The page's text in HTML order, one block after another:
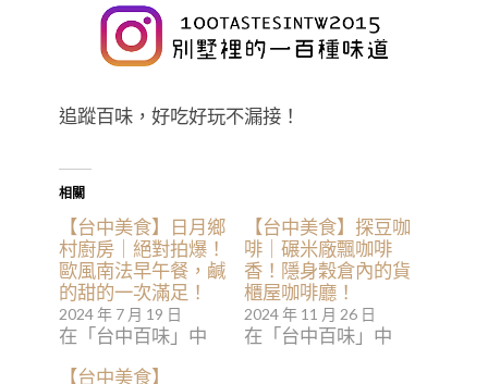
追蹤百味，好吃好玩不漏接！
相關
【台中美食】日月鄉
村廚房｜絕對拍爆！
歐風南法早午餐，鹹
的甜的一次滿足！
2024 年 7 月 19 日
在「台中百味」中
【台中美食】探豆咖
啡｜碾米廠飄咖啡
香！隱身穀倉內的貨
櫃屋咖啡廳！
2024 年 11 月 26 日
在「台中百味」中
【台中美食】